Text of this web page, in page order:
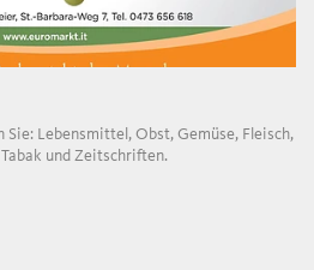
Sie: Lebensmittel, Obst, Gemüse, Fleisch,
und Zeitschriften.